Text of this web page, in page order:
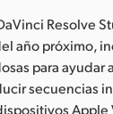
Resolve
año próximo,
para ayudar
secuencias
Apple